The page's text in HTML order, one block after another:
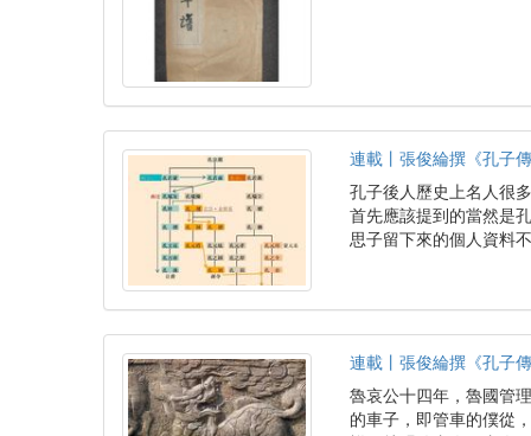
連載丨張俊綸撰《孔子
孔子後人歷史上名人很
首先應該提到的當然是
思子留下來的個人資料
連載丨張俊綸撰《孔子
魯哀公十四年，魯國管
的車子，即管車的僕從